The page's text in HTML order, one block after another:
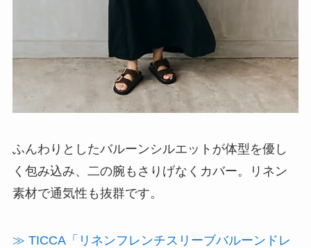
ふんわりとしたバルーンシルエットが体型を優し
く包み込み、二の腕もさりげなくカバー。リネン
素材で通気性も抜群です。
≫ TICCA「リネンフレンチスリーブバルーンドレ